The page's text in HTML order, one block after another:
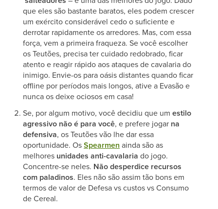
que eles são bastante baratos, eles podem crescer
um exército considerável cedo o suficiente e
derrotar rapidamente os arredores. Mas, com essa
força, vem a primeira fraqueza. Se você escolher
os Teutões, precisa ter cuidado redobrado, ficar
atento e reagir rápido aos ataques de cavalaria do
inimigo. Envie-os para oásis distantes quando ficar
offline por períodos mais longos, ative a Evasão e
nunca os deixe ociosos em casa!
Se, por algum motivo, você decidiu que um estilo
agressivo não é para você, e prefere jogar na
defensiva, os Teutões vão lhe dar essa
oportunidade. OsSpearmen ainda são as
melhores unidades anti-cavalaria do jogo.
Concentre-se neles. Não desperdice recursos
com paladinos. Eles não são assim tão bons em
termos de valor de Defesa vs custos vs Consumo
de Cereal.